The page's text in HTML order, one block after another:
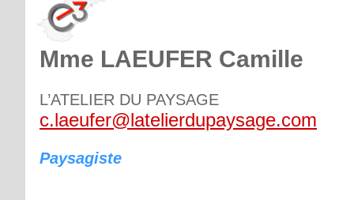
Mme LAEUFER Camille
L’ATELIER DU PAYSAGE
c.laeufer@latelierdupaysage.com
Paysagiste